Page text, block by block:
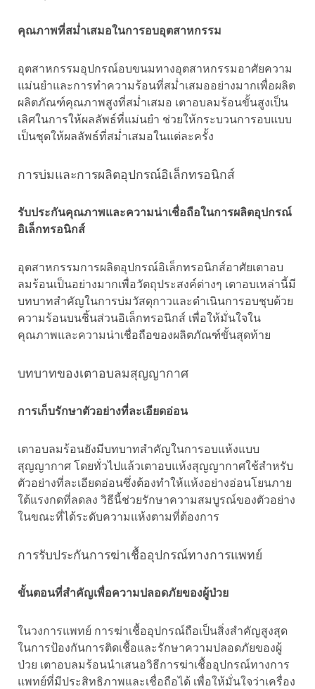
คุณภาพที่สม่ำเสมอในการอบอุตสาหกรรม
อุตสาหกรรมอุปกรณ์อบขนมทางอุตสาหกรรมอาศัยความ
แม่นยำและการทำความร้อนที่สม่ำเสมออย่างมากเพื่อผลิต
ผลิตภัณฑ์คุณภาพสูงที่สม่ำเสมอ เตาอบลมร้อนขั้นสูงเป็น
เลิศในการให้ผลลัพธ์ที่แม่นยำ ช่วยให้กระบวนการอบแบบ
เป็นชุดให้ผลลัพธ์ที่สม่ำเสมอในแต่ละครั้ง
การบ่มและการผลิตอุปกรณ์อิเล็กทรอนิกส์
รับประกันคุณภาพและความน่าเชื่อถือในการผลิตอุปกรณ์
อิเล็กทรอนิกส์
อุตสาหกรรมการผลิตอุปกรณ์อิเล็กทรอนิกส์อาศัยเตาอบ
ลมร้อนเป็นอย่างมากเพื่อวัตถุประสงค์ต่างๆ เตาอบเหล่านี้มี
บทบาทสำคัญในการบ่มวัสดุกาวและดำเนินการอบชุบด้วย
ความร้อนบนชิ้นส่วนอิเล็กทรอนิกส์ เพื่อให้มั่นใจใน
คุณภาพและความน่าเชื่อถือของผลิตภัณฑ์ขั้นสุดท้าย
บทบาทของเตาอบลมสุญญากาศ
การเก็บรักษาตัวอย่างที่ละเอียดอ่อน
เตาอบลมร้อนยังมีบทบาทสำคัญในการอบแห้งแบบ
สุญญากาศ โดยทั่วไปแล้วเตาอบแห้งสุญญากาศใช้สำหรับ
ตัวอย่างที่ละเอียดอ่อนซึ่งต้องทำให้แห้งอย่างอ่อนโยนภาย
ใต้แรงกดที่ลดลง วิธีนี้ช่วยรักษาความสมบูรณ์ของตัวอย่าง
ในขณะที่ได้ระดับความแห้งตามที่ต้องการ
การรับประกันการฆ่าเชื้ออุปกรณ์ทางการแพทย์
ขั้นตอนที่สำคัญเพื่อความปลอดภัยของผู้ป่วย
ในวงการแพทย์ การฆ่าเชื้ออุปกรณ์ถือเป็นสิ่งสำคัญสูงสุด
ในการป้องกันการติดเชื้อและรักษาความปลอดภัยของผู้
ป่วย เตาอบลมร้อนนำเสนอวิธีการฆ่าเชื้ออุปกรณ์ทางการ
แพทย์ที่มีประสิทธิภาพและเชื่อถือได้ เพื่อให้มั่นใจว่าเครื่อง